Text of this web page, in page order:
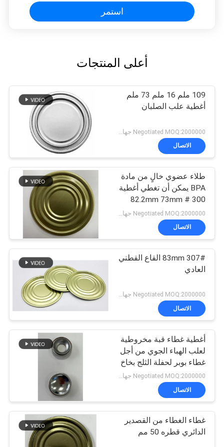
استمر
أعلى المنتجات
109 ملم 16 ملم 73 ملم
أغطية علب الصلبان
الاتصال
طلاء عضوي خالٍ من مادة
BPA يمكن أن تغطي أغطية
300 # 82.2mm 73mm
علبة من الصفيح
الاتصال
307# 83mm القاع القطني
العادي
Negotiated MOQ:2000000 جهاز كمبيوتر شخصى
الاتصال
أغطية غطاء قبة مخروطية
لعلب الهباء الجوي من أجل
غطاء بوبر لحفلة الثلج بخاخ
الهباء الجوي
Negotiated MOQ:2000000 جهاز كمبيوتر شخصى
الاتصال
غطاء الغطاء من القصدير
الدائري قطره 50 مم